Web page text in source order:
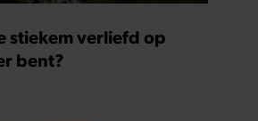
ze heeft verstrekt of die ze hebben
van uw gebruik van hun services. U
stiekem verliefd op
bent?